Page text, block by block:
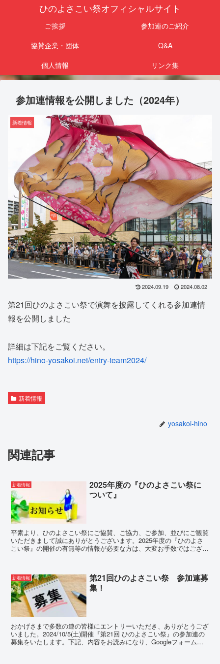
ひのよさこい祭オフィシャルサイト
ご挨拶
参加連のご紹介
協賛企業・団体
Q&A
個人情報
リンク集
参加連情報を公開しました（2024年）
新着情報
2024.09.19 2024.08.02
第21回ひのよさこい祭で演舞を披露してくれる参加連情
報を公開しました
詳細は下記をご覧ください。
https://hino-yosakoi.net/entry-team2024/
新着情報
yosakoi-hino
関連記事
新着情報
2025年度の『ひのよさこい祭に
ついて』
平素より、ひのよさこい祭にご協賛、ご協力、ご参加、並びにご観覧
いただきまして誠にありがとうございます。2025年度の『ひのよさ
こい祭』の開催の有無等の情報が必要な方は、大変お手数ではござい
新着情報
第21回ひのよさこい祭 参加連募
集！
おかげさまで多数の連の皆様にエントリーいただき、ありがとうござ
いました。2024/10/5(土)開催『第21回 ひのよさこい祭』の参加連の
募集をいたします。下記、内容をお読みになり、Googleフォームよ